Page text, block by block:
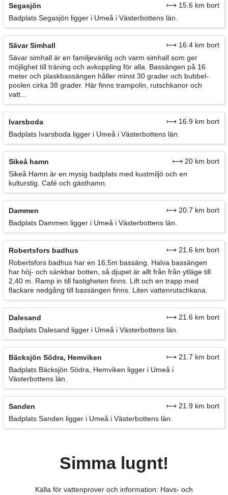
Segasjön
⟼ 15.6 km bort
Badplats Segasjön ligger i Umeå i Västerbottens län.
Sävar Simhall
⟼ 16.4 km bort
Sävar simhall är en familjevänlig och varm simhall som ger
möjlighet till träning och avkoppling för alla. Bassängen på 16
meter och plaskbassängen håller minst 30 grader och bubbel­
poolen cirka 38 grader. Här finns trampolin, rutschkanor och
vatt...
Ivarsboda
⟼ 16.9 km bort
Badplats Ivarsboda ligger i Umeå i Västerbottens län.
Sikeå hamn
⟼ 20 km bort
Sikeå Hamn är en mysig badplats med kustmiljö och en
kulturstig. Café och gästhamn.
Dammen
⟼ 20.7 km bort
Badplats Dammen ligger i Umeå i Västerbottens län.
Robertsfors badhus
⟼ 21.6 km bort
Robertsfors badhus har en 16,5m bassäng. Halva bassängen
har höj- och sänkbar botten, så djupet är allt från från ytläge till
2,40 m. Ramp in till fastigheten finns. Lift och en trapp med
flackare nedgång till bassängen finns. Liten vattenrutschkana.
Dalesand
⟼ 21.6 km bort
Badplats Dalesand ligger i Umeå i Västerbottens län.
Bäcksjön Södra, Hemviken
⟼ 21.7 km bort
Badplats Bäcksjön Södra, Hemviken ligger i Umeå i
Västerbottens län.
Sanden
⟼ 21.9 km bort
Badplats Sanden ligger i Umeå i Västerbottens län.
Simma lugnt!
Källa för vattenprover och information: Havs- och